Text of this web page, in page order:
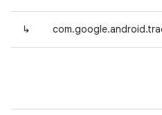
↳